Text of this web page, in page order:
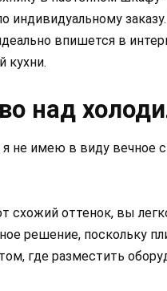
индивидуальному
впишется в
кухни.
над
не имею в виду вечное
схожий оттенок, вы
решение, поскольку
где разместить